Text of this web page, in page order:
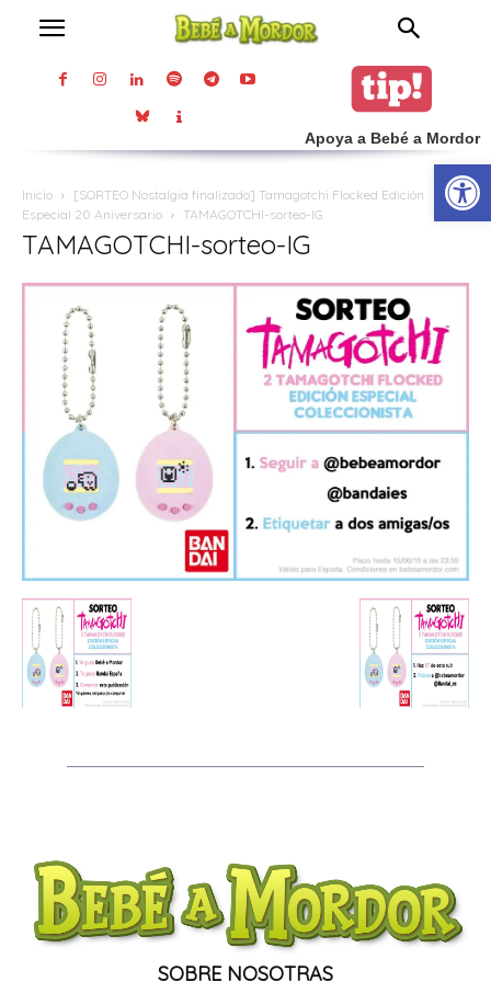
Apoya a Bebé a Mordor
Inicio
[SORTEO Nostalgia finalizado] Tamagotchi Flocked Edición
Especial 20 Aniversario
TAMAGOTCHI-sorteo-IG
TAMAGOTCHI-sorteo-IG
SOBRE NOSOTRAS